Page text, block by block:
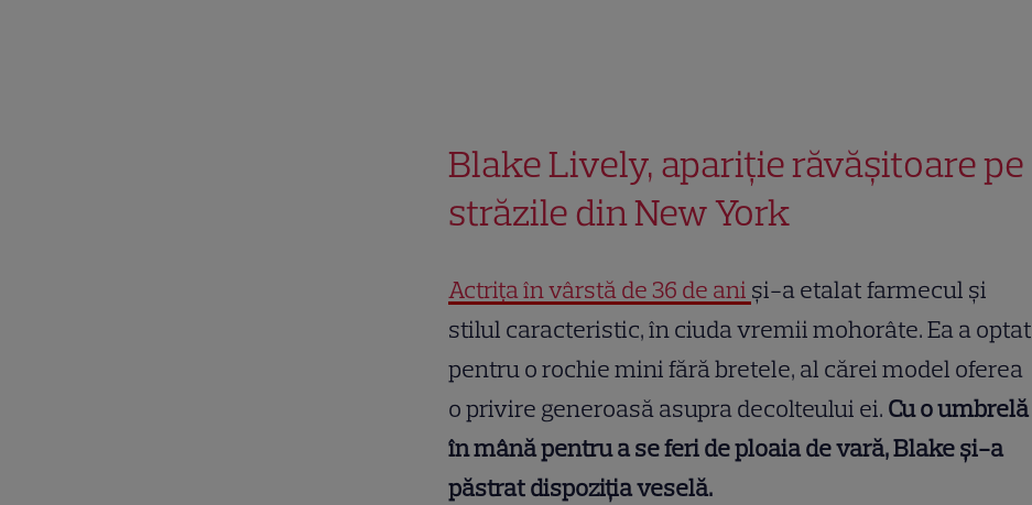
Blake Lively, apariție răvășitoare pe
străzile din New York
Actrița în vârstă de 36 de ani și-a etalat farmecul și
stilul caracteristic, în ciuda vremii mohorâte. Ea a optat
pentru o rochie mini fără bretele, al cărei model oferea
o privire generoasă asupra decolteului ei. Cu o umbrelă
în mână pentru a se feri de ploaia de vară, Blake și-a
păstrat dispoziția veselă.